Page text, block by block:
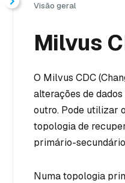
Visão geral
Milvus
O Milvus CDC
alterações de
outro. Pode utilizar
topologia de
primário-
Numa topologia